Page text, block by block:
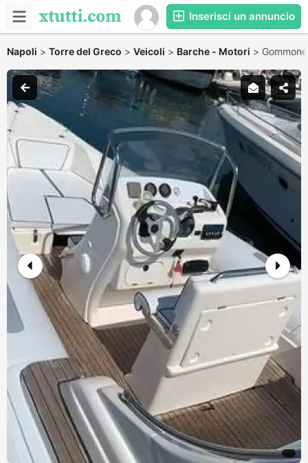
Inserisci un annuncio
Napoli > Torre del Greco > Veicoli > Barche - Motori >